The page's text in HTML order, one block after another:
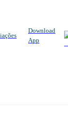
Download
App